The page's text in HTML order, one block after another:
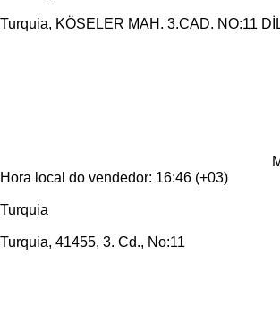
Turquia, KÖSELER MAH. 3.CAD. NO:11
Hora local do vendedor: 16:46 (+03)
Turquia
Turquia, 41455, 3. Cd., No:11